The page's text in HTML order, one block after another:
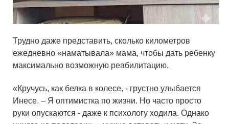
Трудно даже представить, сколько километров
ежедневно «наматывала» мама, чтобы дать ребенку
максимально возможную реабилитацию.
«Кручусь, как белка в колесе, - грустно улыбается
Инесе. – Я оптимистка по жизни. Но часто просто
руки опускаются - даже к психологу ходила. Однако